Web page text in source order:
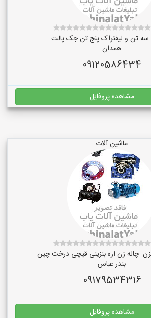
سه تن و لیفتراک پنج تن جک پالت
همدان
09120586434
مشاهده پروفایل
ماشین آلات
چاله زن.اره بنزینی.قیچی درخت چین
بندر عباس
09179534316
مشاهده پروفایل